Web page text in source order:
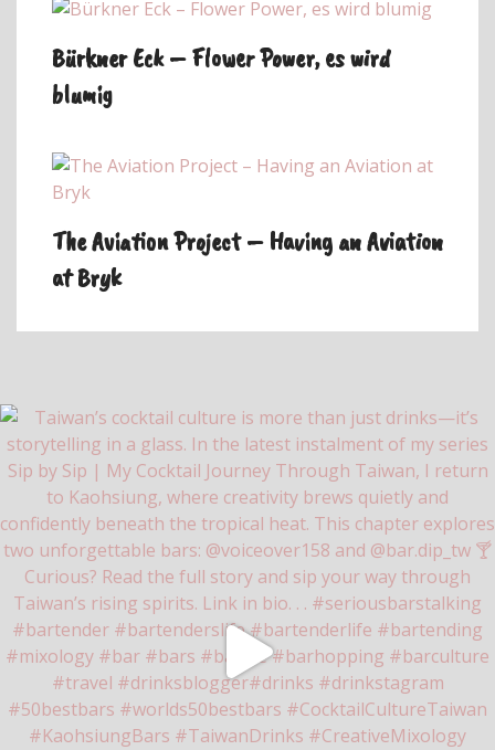
Bürkner Eck – Flower Power, es wird
blumig
The Aviation Project – Having an Aviation
at Bryk